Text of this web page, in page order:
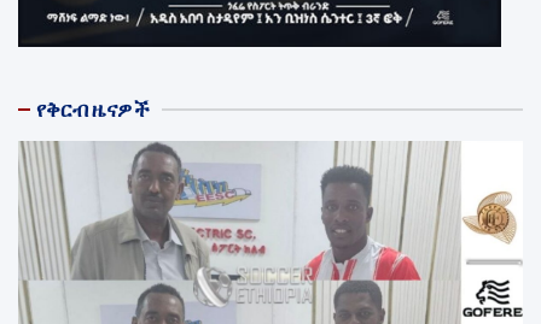
የቅርብ ዜናዎች